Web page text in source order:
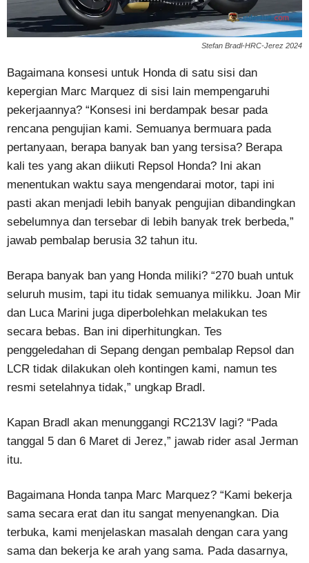
Stefan Bradl-HRC-Jerez 2024
Bagaimana konsesi untuk Honda di satu sisi dan
kepergian Marc Marquez di sisi lain mempengaruhi
pekerjaannya? “Konsesi ini berdampak besar pada
rencana pengujian kami. Semuanya bermuara pada
pertanyaan, berapa banyak ban yang tersisa? Berapa
kali tes yang akan diikuti Repsol Honda? Ini akan
menentukan waktu saya mengendarai motor, tapi ini
pasti akan menjadi lebih banyak pengujian dibandingkan
sebelumnya dan tersebar di lebih banyak trek berbeda,”
jawab pembalap berusia 32 tahun itu.
Berapa banyak ban yang Honda miliki? “270 buah untuk
seluruh musim, tapi itu tidak semuanya milikku. Joan Mir
dan Luca Marini juga diperbolehkan melakukan tes
secara bebas. Ban ini diperhitungkan. Tes
penggeledahan di Sepang dengan pembalap Repsol dan
LCR tidak dilakukan oleh kontingen kami, namun tes
resmi setelahnya tidak,” ungkap Bradl.
Kapan Bradl akan menunggangi RC213V lagi? “Pada
tanggal 5 dan 6 Maret di Jerez,” jawab rider asal Jerman
itu.
Bagaimana Honda tanpa Marc Marquez? “Kami bekerja
sama secara erat dan itu sangat menyenangkan. Dia
terbuka, kami menjelaskan masalah dengan cara yang
sama dan bekerja ke arah yang sama. Pada dasarnya,